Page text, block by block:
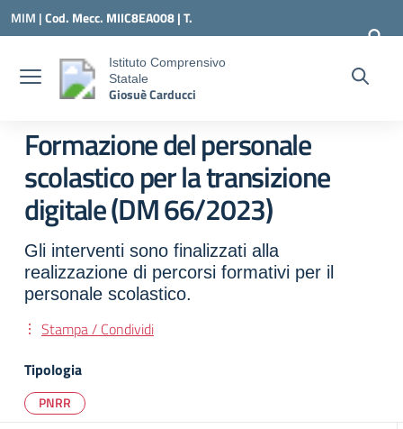
Vai ai contenuti
Vai al menu di navigazione
Vai al footer
MIM |Cod. Mecc. MIIC8EA008 | T.
MIIC8EA008@ISTRUZIONE.IT
Istituto Comprensivo
Statale
Giosuè Carducci
Formazione del personale
scolastico per la transizione
digitale (DM 66/2023)
Gli interventi sono finalizzati alla
realizzazione di percorsi formativi per il
personale scolastico.
Stampa / Condividi
Tipologia
PNRR